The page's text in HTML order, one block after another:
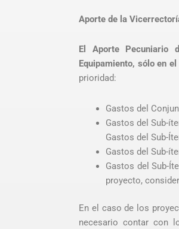
Aporte de la
El Aporte Pecuniario
Equipamiento, sólo en
prioridad:
Gastos del
Gastos del Sub-
Gastos del Sub-
Gastos del Sub-
Gastos del Sub-
proyecto,
En el caso de los
necesario contar con